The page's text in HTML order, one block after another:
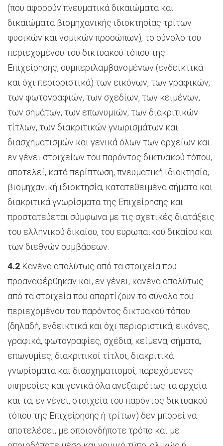
(που αφορούν πνευματικά δικαιώματα και
δικαιώματα βιομηχανικής ιδιοκτησίας τρίτων
φυσικών και νομικών προσώπων), το σύνολο του
περιεχομένου του δικτυακού τόπου της
Επιχείρησης, συμπεριλαμβανομένων (ενδεικτικά
και όχι περιοριστικά) των εικόνων, των γραφικών,
των φωτογραφιών, των σχεδίων, των κειμένων,
των σημάτων, των επωνυμιών, των διακριτικών
τίτλων, των διακριτικών γνωρισμάτων και
διασχηματισμών και γενικά όλων των αρχείων και
εν γένει στοιχείων του παρόντος δικτυακού τόπου,
αποτελεί, κατά περίπτωση, πνευματική ιδιοκτησία,
βιομηχανική ιδιοκτησία, κατατεθειμένα σήματα και
διακριτικά γνωρίσματα της Επιχείρησης και
προστατεύεται σύμφωνα με τις σχετικές διατάξεις
του ελληνικού δικαίου, του ευρωπαϊκού δικαίου και
των διεθνών συμβάσεων.
4.2 Κανένα απολύτως από τα στοιχεία που
προαναφέρθηκαν και, εν γένει, κανένα απολύτως
από τα στοιχεία που απαρτίζουν το σύνολο του
περιεχομένου του παρόντος δικτυακού τόπου
(δηλαδή, ενδεικτικά και όχι περιοριστικά, εικόνες,
γραφικά, φωτογραφίες, σχέδια, κείμενα, σήματα,
επωνυμίες, διακριτικοί τίτλοι, διακριτικά
γνωρίσματα και διασχηματισμοί, παρεχόμενες
υπηρεσίες και γενικά όλα ανεξαιρέτως τα αρχεία
και τα, εν γένει, στοιχεία του παρόντος δικτυακού
τόπου της Επιχείρησης ή τρίτων) δεν μπορεί να
αποτελέσει, με οποιονδήποτε τρόπο και με